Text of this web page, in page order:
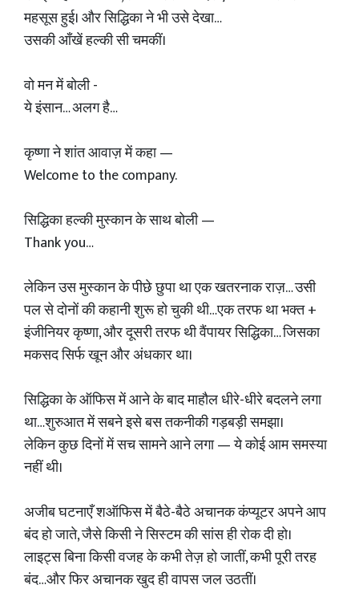
महसूस हुई। और सिद्धिका ने भी उसे देखा…
उसकी आँखें हल्की सी चमकीं।
वो मन में बोली -
ये इंसान… अलग है…
कृष्णा ने शांत आवाज़ में कहा —
Welcome to the company.
सिद्धिका हल्की मुस्कान के साथ बोली —
Thank you…
लेकिन उस मुस्कान के पीछे छुपा था एक खतरनाक राज़… उसी
पल से दोनों की कहानी शुरू हो चुकी थी…एक तरफ था भक्त +
इंजीनियर कृष्णा, और दूसरी तरफ थी वैंपायर सिद्धिका… जिसका
मकसद सिर्फ खून और अंधकार था।
सिद्धिका के ऑफिस में आने के बाद माहौल धीरे-धीरे बदलने लगा
था…शुरुआत में सबने इसे बस तकनीकी गड़बड़ी समझा।
लेकिन कुछ दिनों में सच सामने आने लगा — ये कोई आम समस्या
नहीं थी।
अजीब घटनाएँ शऑफिस में बैठे-बैठे अचानक कंप्यूटर अपने आप
बंद हो जाते, जैसे किसी ने सिस्टम की सांस ही रोक दी हो।
लाइट्स बिना किसी वजह के कभी तेज़ हो जातीं, कभी पूरी तरह
बंद…और फिर अचानक खुद ही वापस जल उठतीं।